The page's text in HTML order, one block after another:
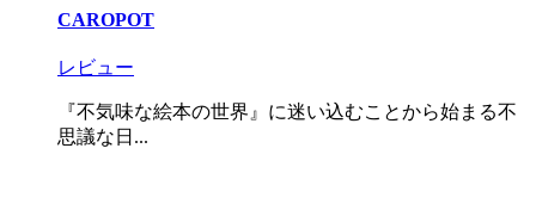
CAROPOT
レビュー
『不気味な絵本の世界』に迷い込むことから始まる不
思議な日...